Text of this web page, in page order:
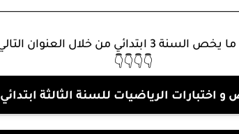
3 ابتدائي من خلال العنوان التالي :
👇👇👇👇
اختبارات الرياضيات للسنة الثالثة ابتدائي